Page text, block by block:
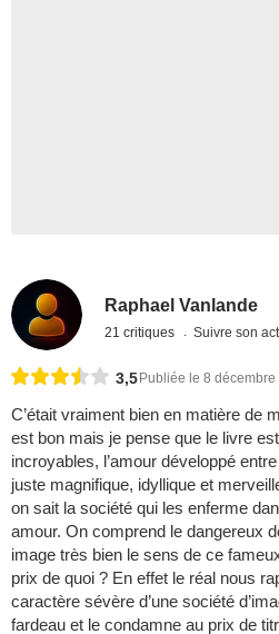
Raphael Vanlande
21 critiques Suivre son
3,5 Publiée le 8
C’était vraiment bien en matière de
est bon mais je pense que le livre
incroyables, l’amour développé
juste magnifique, idyllique et
on sait la société qui les enferme
amour. On comprend le dangereux
image très bien le sens de ce
prix de quoi ? En effet le réal nous
caractère sévère d’une société
fardeau et le condamne au prix de